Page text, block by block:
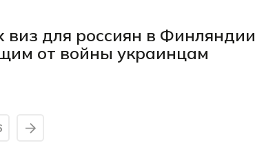
виз для россиян в Финляндии
от войны украинцам